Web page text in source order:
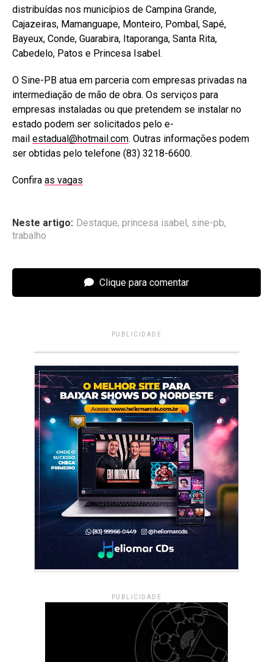
distribuídas nos municípios de Campina Grande,
Cajazeiras, Mamanguape, Monteiro, Pombal, Sapé,
Bayeux, Conde, Guarabira, Itaporanga, Santa Rita,
Cabedelo, Patos e Princesa Isabel.
O Sine-PB atua em parceria com empresas privadas na
intermediação de mão de obra. Os serviços para
empresas instaladas ou que pretendem se instalar no
estado podem ser solicitados pelo e-
mail estadual@hotmail.com. Outras informações podem
ser obtidas pelo telefone (83) 3218-6600.
Confira as vagas
Neste artigo: Destaque, princesa isabel, sine-pb,
trabalho
Clique para comentar
PUBLICIDADE
PUBLICIDADE